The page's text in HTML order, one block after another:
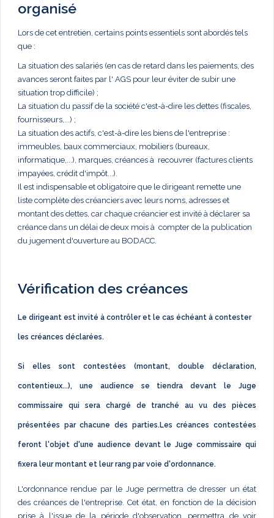
organisé
Lors de cet entretien, certains points essentiels sont abordés tels
que :
La situation des salariés (en cas de retard dans les paiements, des
avances seront faites par l' AGS pour leur éviter de subir une
situation trop difficile) ;
La situation du passif de la société c'est-à-dire les dettes (fiscales,
fournisseurs,...) ;
La situation des actifs, c'est-à-dire les biens de l'entreprise :
immeubles, baux commerciaux, mobiliers (bureaux,
informatique,...), marques, créances à recouvrer (factures clients
impayées, crédit d'impôt...).
Il est indispensable et obligatoire que le dirigeant remette une
liste complète des créanciers avec leurs noms, adresses et
montant des dettes, car chaque créancier est invité à déclarer sa
créance dans un délai de deux mois à compter de la publication
du jugement d'ouverture au BODACC.
Vérification des créances
Le dirigeant est invité à contrôler et le cas échéant à contester
les créances déclarées.
Si elles sont contestées (montant, double déclaration,
contentieux...), une audience se tiendra devant le Juge
commissaire qui sera chargé de tranché au vu des pièces
présentées par chacune des parties.Les créances contestées
feront l'objet d'une audience devant le Juge commissaire qui
fixera leur montant et leur rang par voie d'ordonnance.
L'ordonnance rendue par le Juge permettra de dresser un état
des créances de l'entreprise. Cet état, en fonction de la décision
prise à l'issue de la période d'observation, permettra de voir